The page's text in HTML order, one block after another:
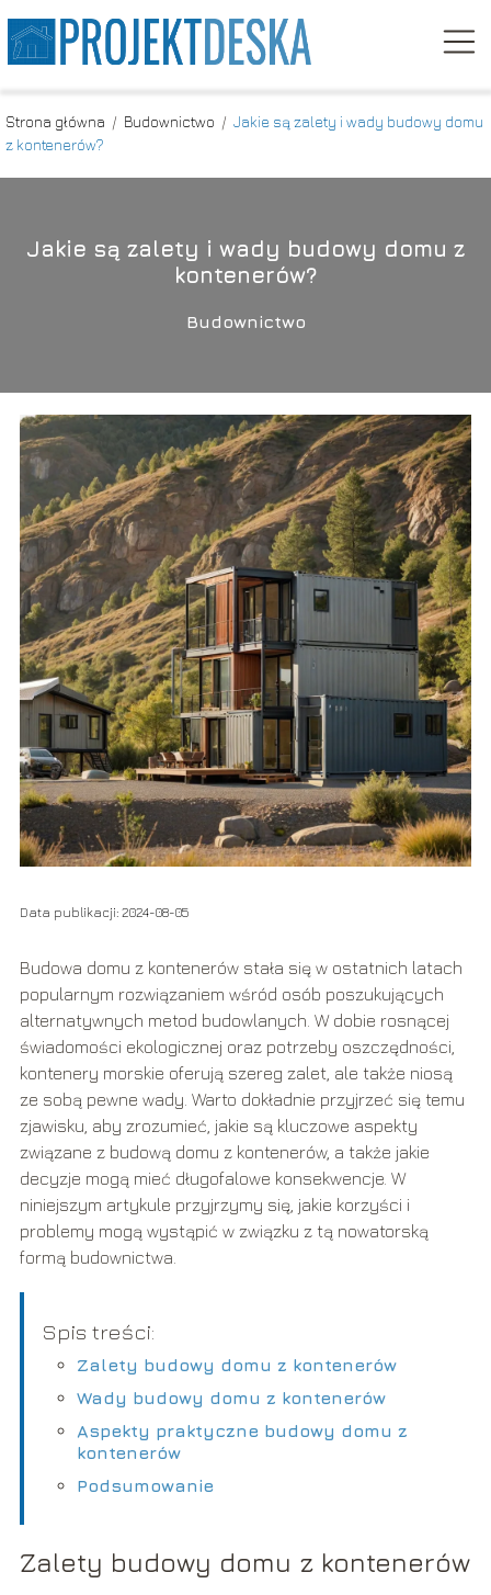
Strona główna / Budownictwo / Jakie są zalety i wady budowy domu
z kontenerów?
Jakie są zalety i wady budowy domu z
kontenerów?
Budownictwo
Data publikacji: 2024-08-05
Budowa domu z kontenerów stała się w ostatnich latach
popularnym rozwiązaniem wśród osób poszukujących
alternatywnych metod budowlanych. W dobie rosnącej
świadomości ekologicznej oraz potrzeby oszczędności,
kontenery morskie oferują szereg zalet, ale także niosą
ze sobą pewne wady. Warto dokładnie przyjrzeć się temu
zjawisku, aby zrozumieć, jakie są kluczowe aspekty
związane z budową domu z kontenerów, a także jakie
decyzje mogą mieć długofalowe konsekwencje. W
niniejszym artykule przyjrzymy się, jakie korzyści i
problemy mogą wystąpić w związku z tą nowatorską
formą budownictwa.
Spis treści:
Zalety budowy domu z kontenerów
Wady budowy domu z kontenerów
Aspekty praktyczne budowy domu z
kontenerów
Podsumowanie
Zalety budowy domu z kontenerów